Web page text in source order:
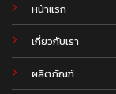
หน้าแรก
เกี่ยวกับเรา
ผลิตภัณฑ์